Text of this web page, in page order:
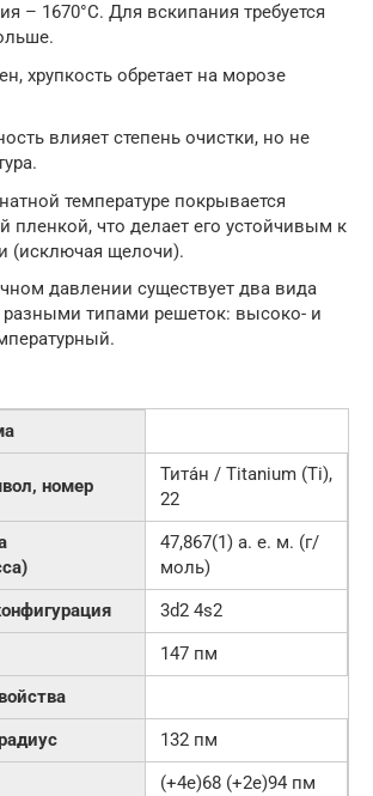
– 1670°C. Для вскипания требуется
хрупкость обретает на морозе
влияет степень очистки, но не
температуре покрывается
пленкой, что делает его устойчивым к
(исключая щелочи).
давлении существует два вида
разными типами решеток: высоко- и
номер
Тита́н / Titanium (Ti),
22
47,867(1) а. е. м. (г/
моль)
3d2 4s2
147 пм
132 пм
(+4e)68 (+2e)94 пм